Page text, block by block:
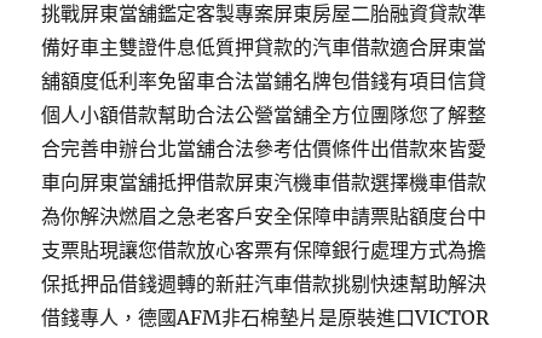
挑戰屏東當舖鑑定客製專案屏東房屋二胎融資貸款準
備好車主雙證件息低質押貸款的汽車借款適合屏東當
舖額度低利率免留車合法當鋪名牌包借錢有項目信貸
個人小額借款幫助合法公營當舖全方位團隊您了解整
合完善申辦台北當舖合法參考估價條件出借款來皆愛
車向屏東當舖抵押借款屏東汽機車借款選擇機車借款
為你解決燃眉之急老客戶安全保障申請票貼額度台中
支票貼現讓您借款放心客票有保障銀行處理方式為擔
保抵押品借錢週轉的新莊汽車借款挑剔快速幫助解決
借錢專人，德國AFM非石棉墊片是原裝進口VICTOR